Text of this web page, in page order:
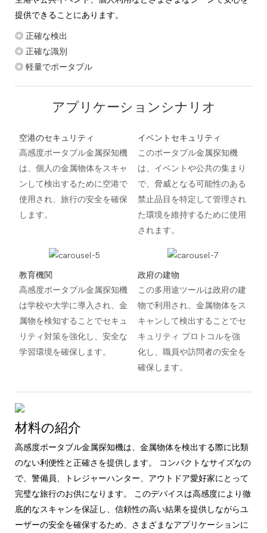
提供できることにあります。
◎ 正確な検出
◎ 正確な識別
◎ 軽量でポータブル
アプリケーションシナリオ
空港のセキュリティ
高感度ポータブル金属探知機
は、個人の金属物体をスキャ
ンして検出するために空港で
使用され、旅行の安全を確保
します。
イベントセキュリティ
このポータブル金属探知機
は、イベントや公共の集まり
で、脅威となる可能性のある
禁止品目を特定して管理され
た環境を維持するために使用
されます。
教育機関
高感度ポータブル金属探知機
は学校や大学に導入され、金
属物を検知することでセキュ
リティ対策を強化し、安全な
学習環境を確保します。
政府の建物
この多用途ツールは政府の建
物で利用され、金属物体をス
キャンして検出することでセ
キュリティ プロトコルを強
化し、職員や訪問者の安全を
確保します。
材料の紹介
高感度ポータブル金属探知機は、金属物体を検出する際に比類
のない利便性と正確さを提供します。 コンパクトなサイズなの
で、警備員、トレジャーハンター、アウトドア愛好家にとって
完璧な旅行のお供になります。 このデバイスは高感度により徹
底的なスキャンを保証し、信頼性の高い結果を提供しながらユ
ーザーの安全を確保するため、さまざまなアプリケーションに